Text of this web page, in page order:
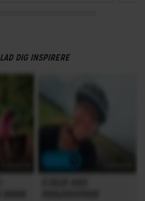
LAD DIG INSPIRERE